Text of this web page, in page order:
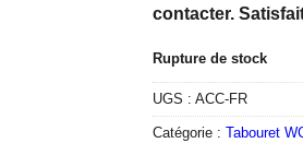
contacter.
Rupture de stock
UGS : ACC-FR
Catégorie : Tabouret